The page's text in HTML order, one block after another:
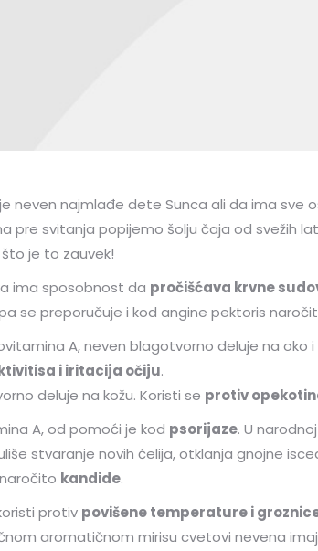
neven najmlađe dete Sunca ali da ima
pre svitanja popijemo šolju čaja od svežih
je to zauvek!
ima sposobnost da pročišćava krvne
se preporučuje i kod angine pektoris
A, neven blagotvorno deluje na oko i
i iritacija očiju.
deluje na kožu. Koristi se protiv
A, od pomoći je kod psorijaze. U
stvaranje novih ćelija, otklanja gnojne
kandide.
protiv povišene temperature i
aromatičnom mirisu cvetovi nevena